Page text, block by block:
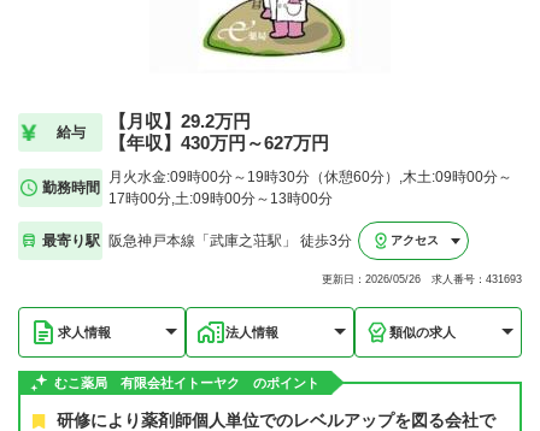
給与
【月収】29.2万円
【年収】430万円～627万円
勤務時間
月火水金:09時00分～19時30分（休憩60分）,木土:09時00分～
17時00分,土:09時00分～13時00分
最寄り駅 阪急神戸本線「武庫之荘駅」 徒歩3分 アクセス
更新日：2026/05/26 求人番号：431693
求人情報 法人情報 類似の求人
むこ薬局 有限会社イトーヤク のポイント
研修により薬剤師個人単位でのレベルアップを図る会社で